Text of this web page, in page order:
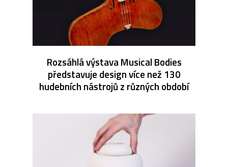
Rozsáhlá výstava Musical Bodies
představuje design více než 130
hudebních nástrojů z různých období